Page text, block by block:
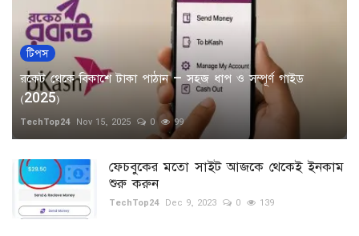
টিপস
রকেট থেকে বিকাশে টাকা পাঠান – সহজ ধাপ ও সম্পূর্ণ গাইড
(2025)
TechTop24 Nov 15, 2025 0 99
ফেচবুকের মতো সাইট আজকে থেকেই ইনকাম
শুরু করুন
TechTop24 Dec 9, 2023 0 139